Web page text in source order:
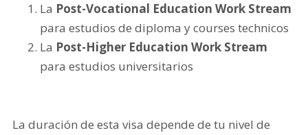
La Post-Vocational Education Work Stream
para estudios de diploma y courses technicos
La Post-Higher Education Work Stream
para estudios universitarios
La duración de esta visa depende de tu nivel de